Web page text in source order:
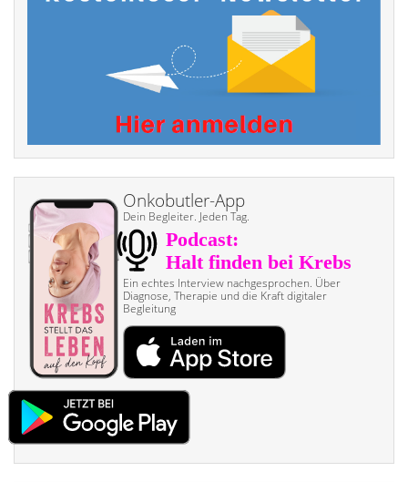
Onkobutler-App
Dein Begleiter. Jeden Tag.
Ein echtes Interview nach­gesprochen. Über
Diagnose, Therapie und die Kraft digitaler
Begleitung